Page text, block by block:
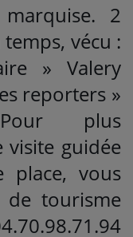
2
vécu :
» Valery
reporters »
plus
visite guidée
place, vous
de tourisme